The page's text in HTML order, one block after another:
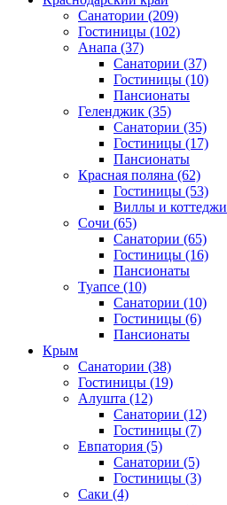
Санатории (209)
Гостиницы (102)
Анапа (37)
Санатории (37)
Гостиницы (10)
Пансионаты
Геленджик (35)
Санатории (35)
Гостиницы (17)
Пансионаты
Красная поляна (62)
Гостиницы (53)
Виллы и коттеджи
Сочи (65)
Санатории (65)
Гостиницы (16)
Пансионаты
Туапсе (10)
Санатории (10)
Гостиницы (6)
Пансионаты
Крым
Санатории (38)
Гостиницы (19)
Алушта (12)
Санатории (12)
Гостиницы (7)
Евпатория (5)
Санатории (5)
Гостиницы (3)
Саки (4)